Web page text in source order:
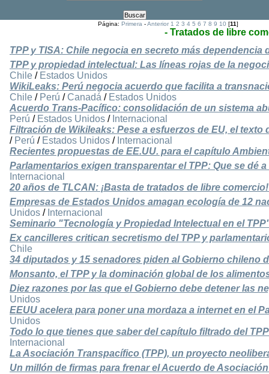
Página:Primera -Anterior 1 2 3 4 5 6 7 8 9 10 [11]
- Tratados de libre
TPP y TISA: Chile negocia en secreto más dependencia
TPP y propiedad intelectual: Las líneas rojas de la
Chile / Estados Unidos
WikiLeaks: Perú negocia acuerdo que facilita a
Chile / Perú / Canadá / Estados Unidos
Acuerdo Trans-Pacífico: consolidación de un sistema
Perú / Estados Unidos / Internacional
Filtración de Wikileaks: Pese a esfuerzos de EU, el texto
/ Perú / Estados Unidos / Internacional
Recientes propuestas de EE.UU. para el capítulo
Parlamentarios exigen transparentar el TPP: Que se dé
Internacional
20 años de TLCAN: ¡Basta de tratados de libre comercio!
Empresas de Estados Unidos amagan ecología de 12
Unidos / Internacional
Seminario "Tecnología y Propiedad Intelectual en el
Ex cancilleres critican secretismo del TPP y
Chile
34 diputados y 15 senadores piden al Gobierno chileno
Monsanto, el TPP y la dominación global de los
Diez razones por las que el Gobierno debe detener las
Unidos
EEUU acelera para poner una mordaza a internet en el
Unidos
Todo lo que tienes que saber del capítulo filtrado del
Internacional
La Asociación Transpacífico (TPP), un proyecto
Un millón de firmas para frenar el Acuerdo de